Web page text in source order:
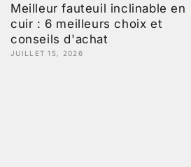
Meilleur fauteuil inclinable en
cuir : 6 meilleurs choix et
conseils d'achat
JUILLET 15, 2026